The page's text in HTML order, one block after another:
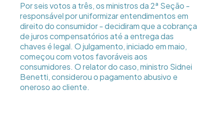
Por seis votos a três, os ministros da 2ª Seção -
responsável por uniformizar entendimentos em
direito do consumidor - decidiram que a cobrança
de juros compensatórios até a entrega das
chaves é legal. O julgamento, iniciado em maio,
começou com votos favoráveis aos
consumidores. O relator do caso, ministro Sidnei
Benetti, considerou o pagamento abusivo e
oneroso ao cliente.